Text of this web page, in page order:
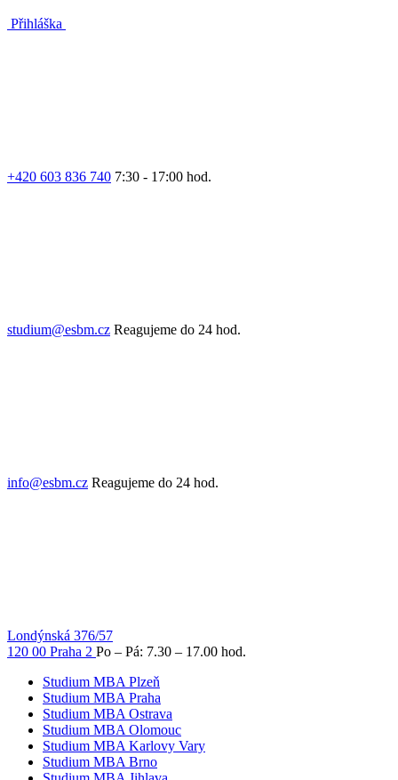
Přihláška
+420 603 836 740 7:30 - 17:00 hod.
studium@esbm.cz Reagujeme do 24 hod.
info@esbm.cz Reagujeme do 24 hod.
Londýnská 376/57
120 00 Praha 2 Po – Pá: 7.30 – 17.00 hod.
Studium MBA Plzeň
Studium MBA Praha
Studium MBA Ostrava
Studium MBA Olomouc
Studium MBA Karlovy Vary
Studium MBA Brno